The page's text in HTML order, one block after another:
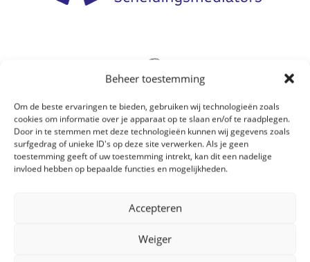
Beheer toestemming
Om de beste ervaringen te bieden, gebruiken wij technologieën zoals
cookies om informatie over je apparaat op te slaan en/of te raadplegen.
Door in te stemmen met deze technologieën kunnen wij gegevens zoals
surfgedrag of unieke ID's op deze site verwerken. Als je geen
toestemming geeft of uw toestemming intrekt, kan dit een nadelige
invloed hebben op bepaalde functies en mogelijkheden.
Accepteren
Weiger